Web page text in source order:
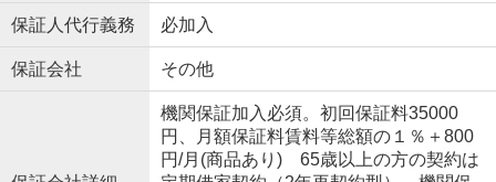
保証人代行義務 必加入
保証会社 その他
機関保証加入必須。初回保証料35000
円、月額保証料賃料等総額の１％＋800
円/月(商品あり) 65歳以上の方の契約は